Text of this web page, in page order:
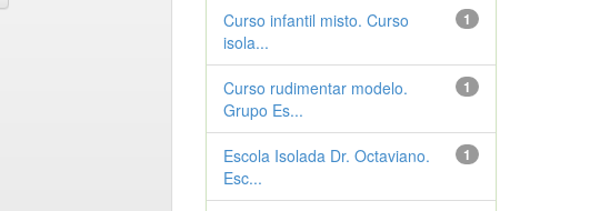
1
Curso infantil misto. Curso
isola...
1
Curso rudimentar modelo.
Grupo Es...
1
Escola Isolada Dr. Octaviano.
Esc...